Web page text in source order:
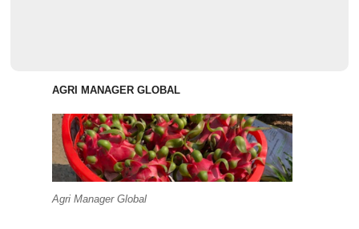
AGRI MANAGER GLOBAL
Agri Manager Global